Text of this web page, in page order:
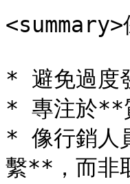
* 避免過度
* 專注於**
* 像行銷人
繫**，而非